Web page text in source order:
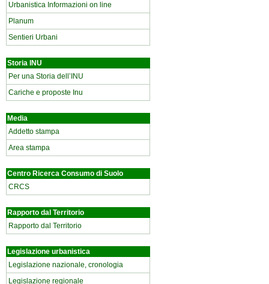
Urbanistica Informazioni on line
Planum
Sentieri Urbani
Storia INU
Per una Storia dell’INU
Cariche e proposte Inu
Media
Addetto stampa
Area stampa
Centro Ricerca Consumo di Suolo
CRCS
Rapporto dal Territorio
Rapporto dal Territorio
Legislazione urbanistica
Legislazione nazionale, cronologia
Legislazione regionale